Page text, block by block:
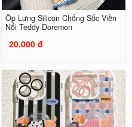
Ốp Lưng Silicon Chống Sốc Viền
Nổi Teddy Doremon
20.000 đ